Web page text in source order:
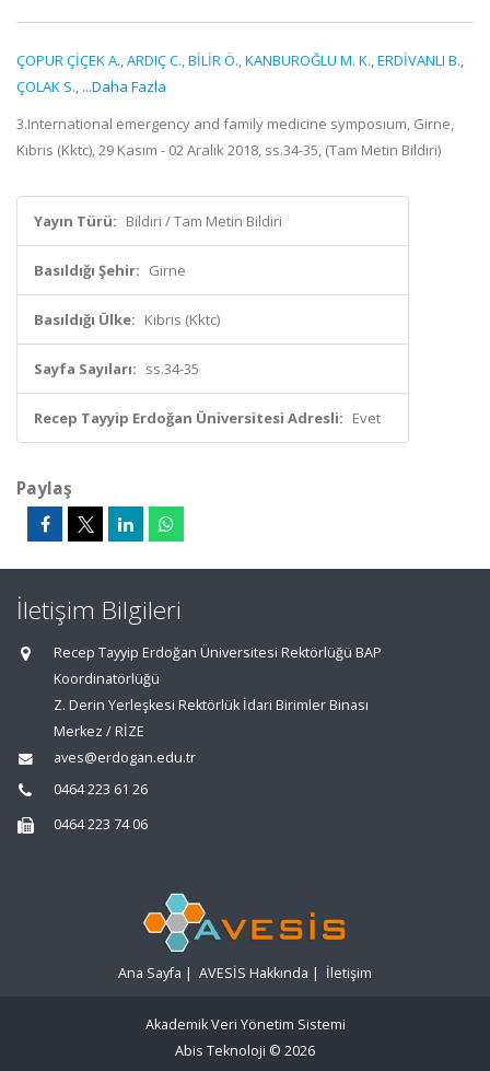
ÇOPUR ÇİÇEK A.,ARDIÇ C.,BİLİR Ö.,KANBUROĞLU M. K.,ERDİVANLI B.,
ÇOLAK S., ...Daha Fazla
3.International emergency and family medicine symposıum, Girne,
Kıbrıs (Kktc), 29 Kasım - 02 Aralık 2018, ss.34-35, (Tam Metin Bildiri)
Yayın Türü: Bildiri / Tam Metin Bildiri
Basıldığı Şehir: Girne
Basıldığı Ülke: Kıbrıs (Kktc)
Sayfa Sayıları: ss.34-35
Recep Tayyip Erdoğan Üniversitesi Adresli: Evet
Paylaş
İletişim Bilgileri
Recep Tayyip Erdoğan Üniversitesi Rektörlüğü BAP
Koordinatörlüğü
Z. Derin Yerleşkesi Rektörlük İdari Birimler Binası
Merkez / RİZE
aves@erdogan.edu.tr
0464 223 61 26
0464 223 74 06
Ana Sayfa | AVESİS Hakkında | İletişim
Akademik Veri Yönetim Sistemi
Abis Teknoloji © 2026